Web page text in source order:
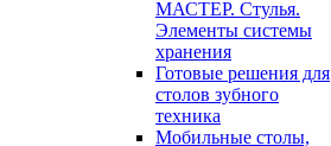
МАСТЕР. Стулья.
Элементы системы
хранения
Готовые решения для
столов зубного
техника
Мобильные столы,